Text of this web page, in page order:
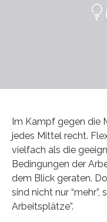
Im Kampf gegen die
jedes Mittel recht.
vielfach als die
Bedingungen der
dem Blick geraten.
sind nicht nur “mehr”,
Arbeitsplätze”.